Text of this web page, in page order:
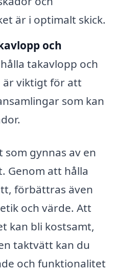
är i optimalt skick.
och
takavlopp och
viktigt för att
som kan
gynnas av en
Genom att hålla
förbättras även
och värde. Att
kan bli kostsamt,
taktvätt kan du
och funktionalitet